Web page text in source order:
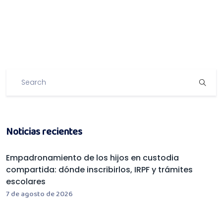
Noticias recientes
Empadronamiento de los hijos en custodia
compartida: dónde inscribirlos, IRPF y trámites
escolares
7 de agosto de 2026